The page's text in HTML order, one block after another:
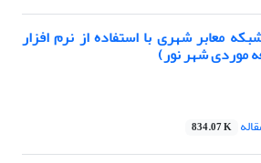
معابر شهری با استفاده از نرم‌ افزار
834.07 K